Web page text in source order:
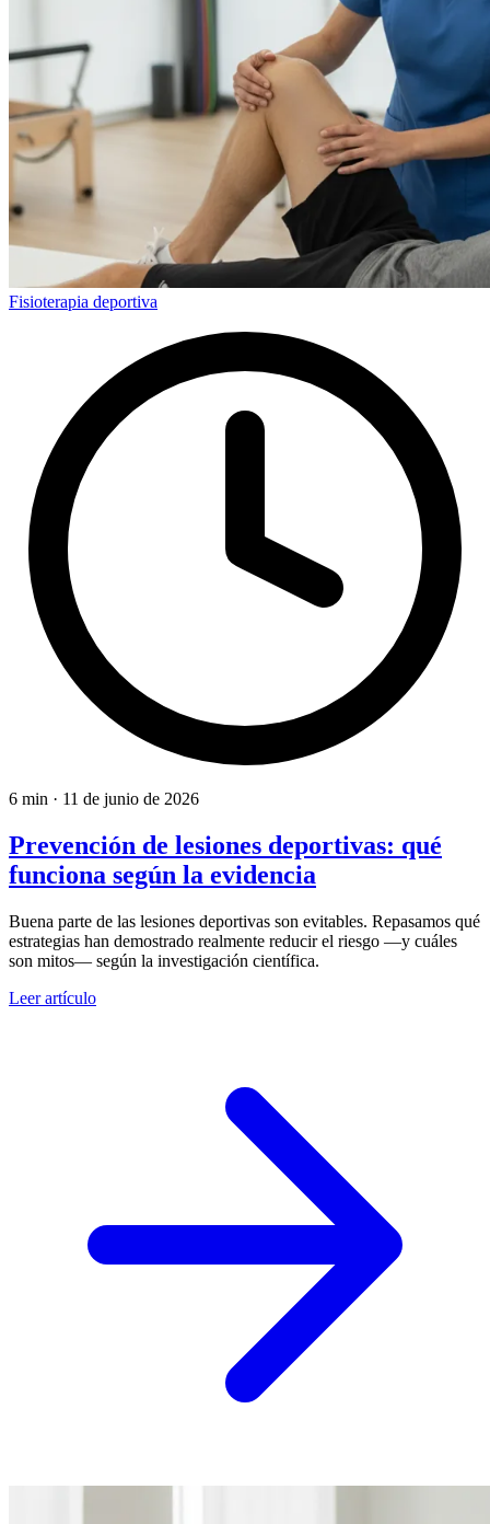
Fisioterapia deportiva
6 min · 11 de junio de 2026
Prevención de lesiones deportivas: qué
funciona según la evidencia
Buena parte de las lesiones deportivas son evitables. Repasamos qué
estrategias han demostrado realmente reducir el riesgo —y cuáles
son mitos— según la investigación científica.
Leer artículo